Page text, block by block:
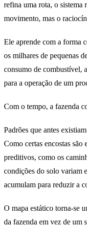
refina uma rota, o sistema
movimento, mas o
Ele aprende com a forma
os milhares de pequenas
consumo de combustível,
para a operação de um
Com o tempo, a fazenda
Padrões que antes
Como certas encostas são
preditivos, como os
condições do solo variam
acumulam para reduzir a
O mapa estático torna-se
da fazenda em vez de um